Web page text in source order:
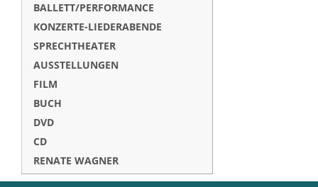
BALLETT/PERFORMANCE
KONZERTE-LIEDERABENDE
SPRECHTHEATER
AUSSTELLUNGEN
FILM
BUCH
DVD
CD
RENATE WAGNER